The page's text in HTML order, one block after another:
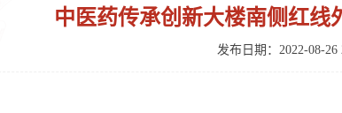
中医药传承创新大楼南侧红
发布日期：2022-08-26